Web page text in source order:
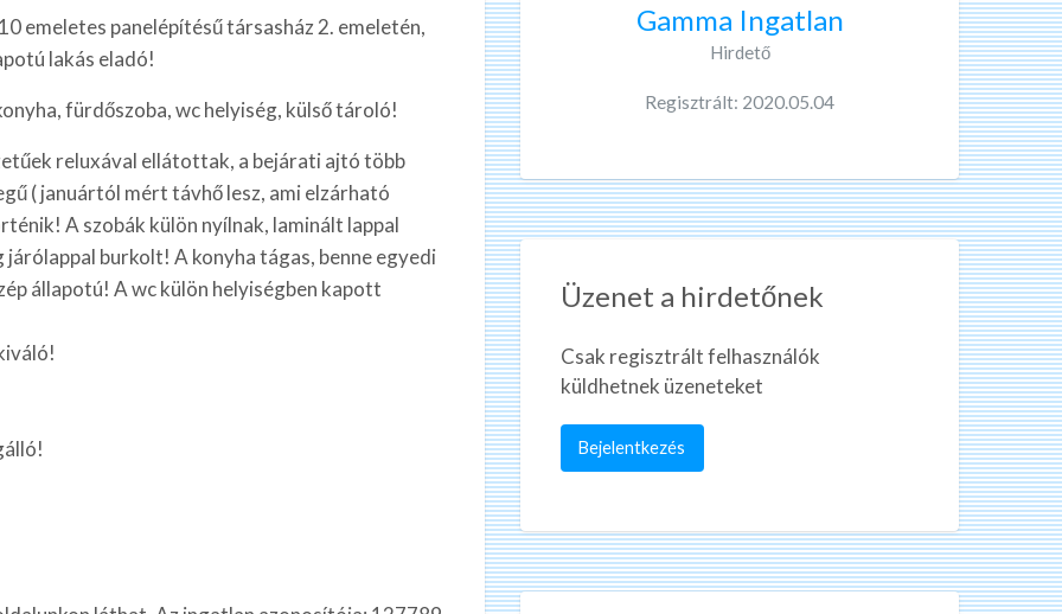
emeletes panelépítésű társasház 2. emeletén,
lakás eladó!
fürdőszoba, wc helyiség, külső tároló!
reluxával ellátottak, a bejárati ajtó több
( januártól mért távhő lesz, ami elzárható
A szobák külön nyílnak, laminált lappal
burkolt! A konyha tágas, benne egyedi
állapotú! A wc külön helyiségben kapott
Gamma Ingatlan
Hirdető
Regisztrált: 2020.05.04
Üzenet a hirdetőnek
Csak regisztrált felhasználók
küldhetnek üzeneteket
Bejelentkezés